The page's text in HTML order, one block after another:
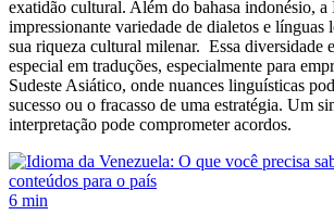
exatidão cultural. Além do bahasa indonésio, a
impressionante variedade de dialetos e línguas
sua riqueza cultural milenar. Essa diversidade
especial em traduções, especialmente para
Sudeste Asiático, onde nuances linguísticas
sucesso ou o fracasso de uma estratégia. Um
interpretação pode comprometer acordos.
6 min